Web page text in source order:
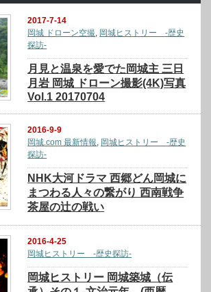
2017-7-14
岡城 ドローン空撮, 岡城ヒストリー -歴史
探訪-
月見と温泉を愛でた岡城主 三日
月岩 岡城 ドローン撮影(4K)写真
Vol.1 20170704
2016-9-9
岡城.com 最新情報, 岡城ヒストリー -歴史
探訪-
NHK大河ドラマ 西郷どん岡城に
まつわる人々の繋がり 西南戦争
茶屋の辻の戦い
2016-4-25
岡城ヒストリー -歴史探訪-
岡城ヒストリー 岡城築城（伝